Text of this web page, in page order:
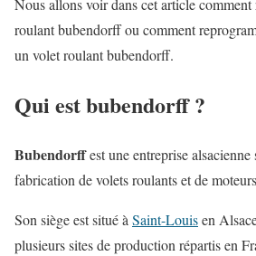
Nous allons voir dans cet article
roulant bubendorff ou comment
un volet roulant bubendorff.
Qui est bubendorff ?
Bubendorffest une entreprise alsacienne
fabrication de volets roulants et de
Son siège est situé àSaint-Louisen
plusieurs sites de production répartis en